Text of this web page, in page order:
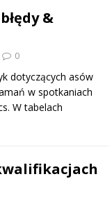
&
0
dotyczących asów
w spotkaniach
W tabelach